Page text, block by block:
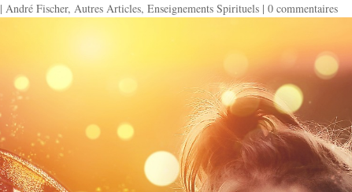
|André Fischer,Autres Articles,Enseignements Spirituels |0 commentaires